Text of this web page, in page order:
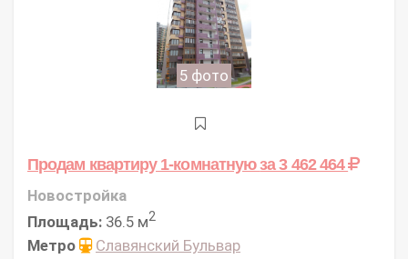
5 фото
Продам квартиру 1-комнатнуюза 3 462 464
Новостройка
Площадь: 36.5 м2
Метро
Славянский Бульвар